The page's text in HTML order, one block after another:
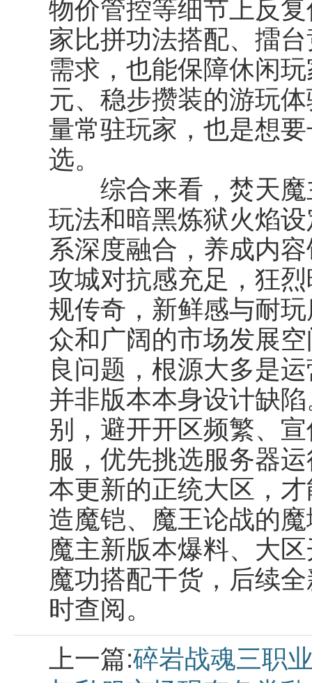
物价管控等细节上反
家比拼功法搭配、擂
需求，也能保障休闲
元、稳步攒装的游玩
量常驻玩家，也是想
选。
综合来看，焚天魔
玩法和暗黑炼狱火焰
系深度融合，养成内
攻城对抗感充足，狂
规传奇，新鲜感与耐
众和广阔的市场发展
良问题，根源大多是
并非版本本身设计缺
别，避开开区频繁、
服，优先挑选服务器
本更新的正统大区，
造魔铠、魔王论战的
魔主新版本爆料、大
魔功搭配干货，后续
时查阅。
上一篇:碎岩战魂三职